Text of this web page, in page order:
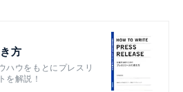
方
ハウをもとにプレスリ
を解説！